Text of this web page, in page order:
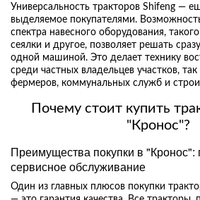
Универсальность тракторов Shifeng —
выделяемое покупателями.
спектра навесного оборудования,
сеялки и другое, позволяет решать
одной машиной. Это делает технику
среди частных владельцев участков,
фермеров, коммунальных служб и
Почему стоит купить
"Кронос"?
Преимущества покупки в "Кронос":
сервисное обслуживание
Один из главных плюсов покупки